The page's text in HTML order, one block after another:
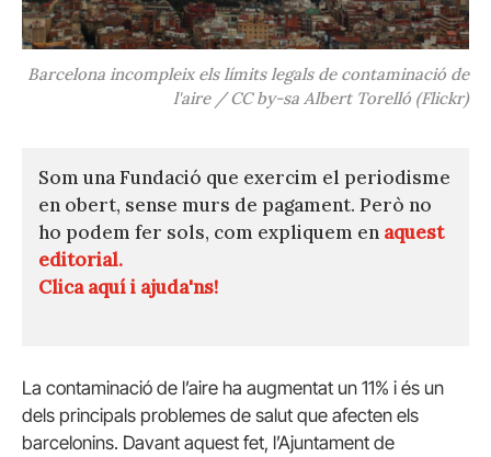
Barcelona incompleix els límits legals de contaminació de
l'aire / CC by-sa Albert Torelló (Flickr)
Som una Fundació que exercim el periodisme
en obert, sense murs de pagament. Però no
ho podem fer sols, com expliquem en aquest
editorial.
Clica aquí i ajuda'ns!
La contaminació de l’aire ha augmentat un 11% i és un
dels principals problemes de salut que afecten els
barcelonins. Davant aquest fet, l’Ajuntament de